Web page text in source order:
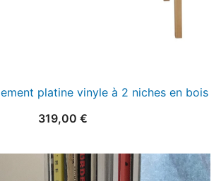
platine vinyle à 2 niches en bois
319,00 €